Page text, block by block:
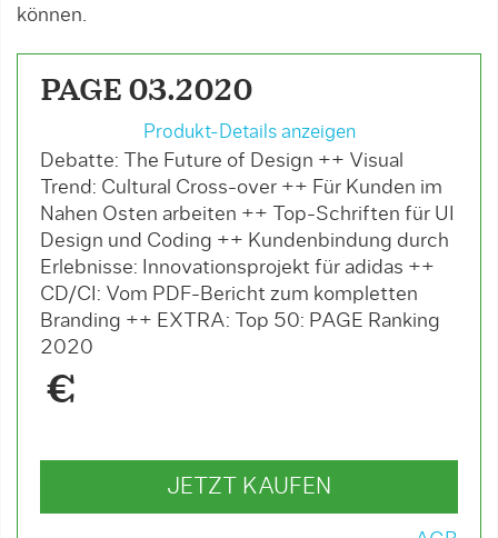
können.
PAGE 03.2020
Produkt-Details anzeigen
Debatte: The Future of Design ++ Visual
Trend: Cultural Cross-over ++ Für Kunden im
Nahen Osten arbeiten ++ Top-Schriften für UI
Design und Coding ++ Kundenbindung durch
Erlebnisse: Innovationsprojekt für adidas ++
CD/CI: Vom PDF-Bericht zum kompletten
Branding ++ EXTRA: Top 50: PAGE Ranking
2020
€
JETZT KAUFEN